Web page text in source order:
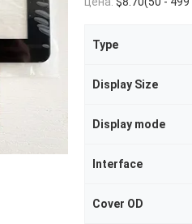
Type
Display Size
Display mode
Interface
Cover OD